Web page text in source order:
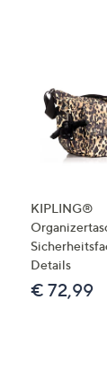
KIPLING®
Details
€ 72,99